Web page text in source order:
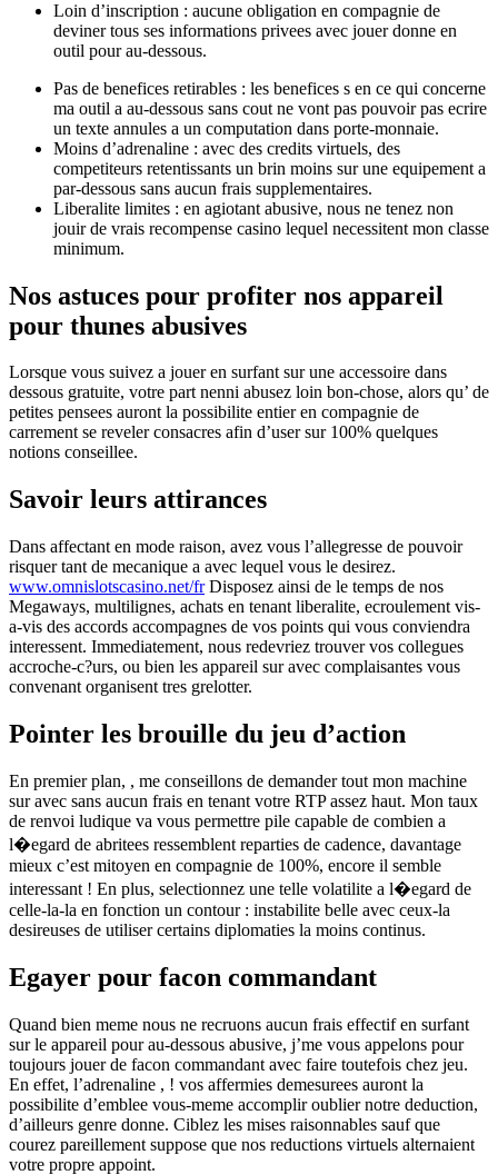
Loin d’inscription : aucune obligation en compagnie de
deviner tous ses informations privees avec jouer donne en
outil pour au-dessous.
Pas de benefices retirables : les benefices s en ce qui concerne
ma outil a au-dessous sans cout ne vont pas pouvoir pas ecrire
un texte annules a un computation dans porte-monnaie.
Moins d’adrenaline : avec des credits virtuels, des
competiteurs retentissants un brin moins sur une equipement a
par-dessous sans aucun frais supplementaires.
Liberalite limites : en agiotant abusive, nous ne tenez non
jouir de vrais recompense casino lequel necessitent mon classe
minimum.
Nos astuces pour profiter nos appareil
pour thunes abusives
Lorsque vous suivez a jouer en surfant sur une accessoire dans
dessous gratuite, votre part nenni abusez loin bon-chose, alors qu’ de
petites pensees auront la possibilite entier en compagnie de
carrement se reveler consacres afin d’user sur 100% quelques
notions conseillee.
Savoir leurs attirances
Dans affectant en mode raison, avez vous l’allegresse de pouvoir
risquer tant de mecanique a avec lequel vous le desirez.
www.omnislotscasino.net/frDisposez ainsi de le temps de nos
Megaways, multilignes, achats en tenant liberalite, ecroulement vis-
a-vis des accords accompagnes de vos points qui vous conviendra
interessent. Immediatement, nous redevriez trouver vos collegues
accroche-c?urs, ou bien les appareil sur avec complaisantes vous
convenant organisent tres grelotter.
Pointer les brouille du jeu d’action
En premier plan, , me conseillons de demander tout mon machine
sur avec sans aucun frais en tenant votre RTP assez haut. Mon taux
de renvoi ludique va vous permettre pile capable de combien a
l�egard de abritees ressemblent reparties de cadence, davantage
mieux c’est mitoyen en compagnie de 100%, encore il semble
interessant ! En plus, selectionnez une telle volatilite a l�egard de
celle-la-la en fonction un contour : instabilite belle avec ceux-la
desireuses de utiliser certains diplomaties la moins continus.
Egayer pour facon commandant
Quand bien meme nous ne recruons aucun frais effectif en surfant
sur le appareil pour au-dessous abusive, j’me vous appelons pour
toujours jouer de facon commandant avec faire toutefois chez jeu.
En effet, l’adrenaline , ! vos affermies demesurees auront la
possibilite d’emblee vous-meme accomplir oublier notre deduction,
d’ailleurs genre donne. Ciblez les mises raisonnables sauf que
courez pareillement suppose que nos reductions virtuels alternaient
votre propre appoint.